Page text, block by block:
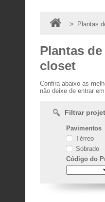
> Plantas
Plantas
closet
Confira abaixo as
não deixe de entrar
Filtrar
Pavimentos
Térreo
Sobrado
Código do